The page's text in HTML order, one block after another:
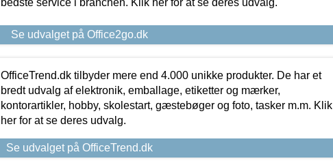
Se udvalget på Office2go.dk
OfficeTrend.dk tilbyder mere end 4.000 unikke produkter. De har et
bredt udvalg af elektronik, emballage, etiketter og mærker,
kontorartikler, hobby, skolestart, gæstebøger og foto, tasker m.m. Klik
her for at se deres udvalg.
Se udvalget på OfficeTrend.dk